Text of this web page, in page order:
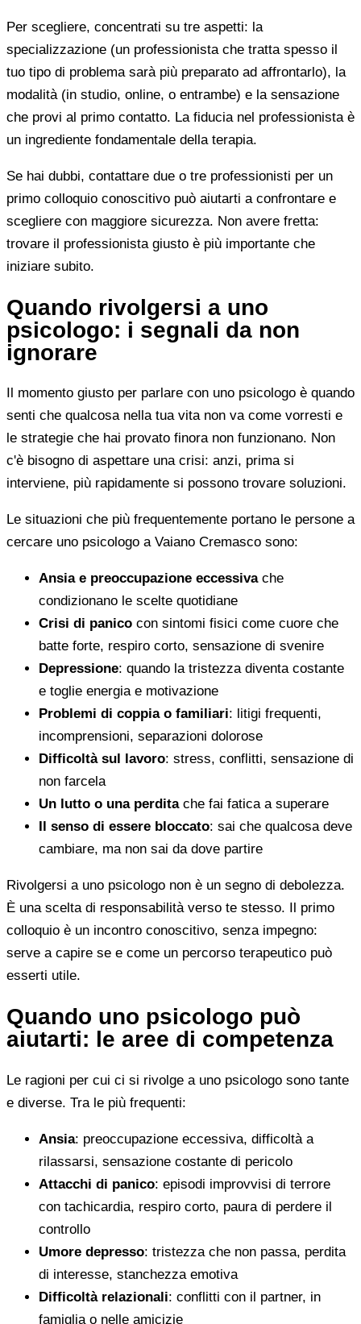
Per scegliere, concentrati su tre aspetti: la
specializzazione (un professionista che tratta spesso il
tuo tipo di problema sarà più preparato ad affrontarlo), la
modalità (in studio, online, o entrambe) e la sensazione
che provi al primo contatto. La fiducia nel professionista è
un ingrediente fondamentale della terapia.
Se hai dubbi, contattare due o tre professionisti per un
primo colloquio conoscitivo può aiutarti a confrontare e
scegliere con maggiore sicurezza. Non avere fretta:
trovare il professionista giusto è più importante che
iniziare subito.
Quando rivolgersi a uno
psicologo: i segnali da non
ignorare
Il momento giusto per parlare con uno psicologo è quando
senti che qualcosa nella tua vita non va come vorresti e
le strategie che hai provato finora non funzionano. Non
c'è bisogno di aspettare una crisi: anzi, prima si
interviene, più rapidamente si possono trovare soluzioni.
Le situazioni che più frequentemente portano le persone a
cercare uno psicologo a Vaiano Cremasco sono:
Ansia e preoccupazione eccessivache
condizionano le scelte quotidiane
Crisi di panico con sintomi fisici come cuore che
batte forte, respiro corto, sensazione di svenire
Depressione: quando la tristezza diventa costante
e toglie energia e motivazione
Problemi di coppia o familiari: litigi frequenti,
incomprensioni, separazioni dolorose
Difficoltà sul lavoro: stress, conflitti, sensazione di
non farcela
Un lutto o una perditache fai fatica a superare
Il senso di essere bloccato: sai che qualcosa deve
cambiare, ma non sai da dove partire
Rivolgersi a uno psicologo non è un segno di debolezza.
È una scelta di responsabilità verso te stesso. Il primo
colloquio è un incontro conoscitivo, senza impegno:
serve a capire se e come un percorso terapeutico può
esserti utile.
Quando uno psicologo può
aiutarti: le aree di competenza
Le ragioni per cui ci si rivolge a uno psicologo sono tante
e diverse. Tra le più frequenti:
Ansia: preoccupazione eccessiva, difficoltà a
rilassarsi, sensazione costante di pericolo
Attacchi di panico: episodi improvvisi di terrore
con tachicardia, respiro corto, paura di perdere il
controllo
Umore depresso: tristezza che non passa, perdita
di interesse, stanchezza emotiva
Difficoltà relazionali: conflitti con il partner, in
famiglia o nelle amicizie